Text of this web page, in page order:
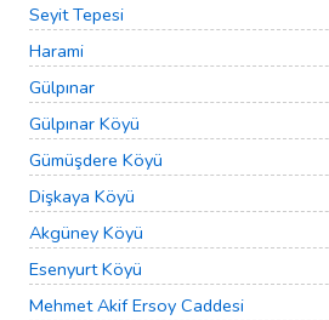
Seyit Tepesi
Harami
Gülpınar
Gülpınar Köyü
Gümüşdere Köyü
Dişkaya Köyü
Akgüney Köyü
Esenyurt Köyü
Mehmet Akif Ersoy Caddesi